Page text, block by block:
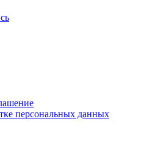
персональных данных